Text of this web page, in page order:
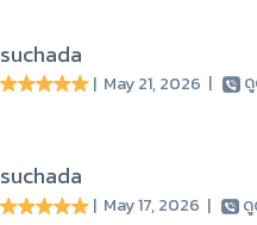
suchada
| May 21, 2026 |
suchada
| May 17, 2026 |